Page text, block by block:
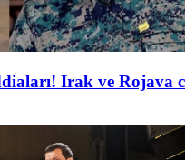
Irak ve Rojava